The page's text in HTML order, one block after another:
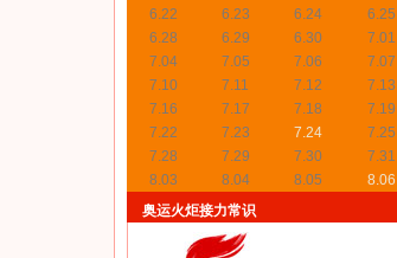
6.22
6.23 6.24 6.25
6.28
6.29 6.30 7.01
7.04
7.05 7.06 7.07
7.10
7.11 7.12 7.13
7.16
7.17 7.18 7.19
7.22
7.23 7.24 7.25
7.28
7.29 7.30 7.31
8.03
8.04 8.05 8.06
奥运火炬接力常识